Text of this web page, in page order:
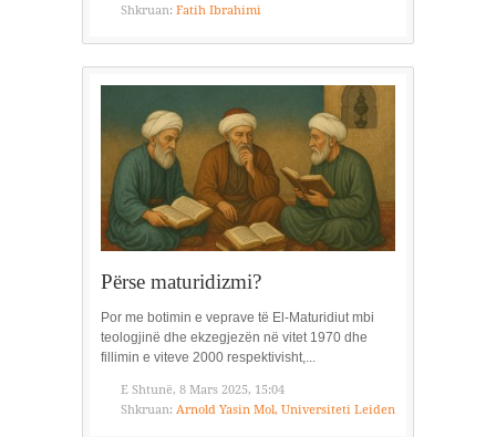
Shkruan: Fatih Ibrahimi
Përse maturidizmi?
Por me botimin e veprave të El-Maturidiut mbi
teologjinë dhe ekzegjezën në vitet 1970 dhe
fillimin e viteve 2000 respektivisht,...
E Shtunë, 8 Mars 2025, 15:04
Shkruan: Arnold Yasin Mol, Universiteti Leiden